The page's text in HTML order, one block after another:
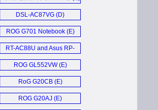
DSL-AC87VG (D)
ROG G701 Notebook (E)
RT-AC88U and Asus RP-
AC68U (E)
ROG GL552VW (E)
RoG G20CB (E)
ROG G20AJ (E)